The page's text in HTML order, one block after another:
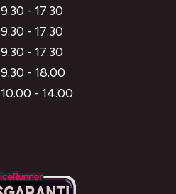
9.30 - 17.30
9.30 - 17.30
9.30 - 17.30
9.30 - 18.00
10.00 - 14.00